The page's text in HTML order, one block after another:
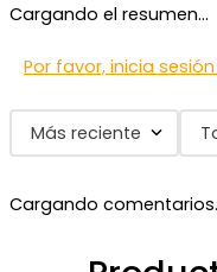
Cargando el resumen…
Por favor, inicia
Más reciente
Cargando